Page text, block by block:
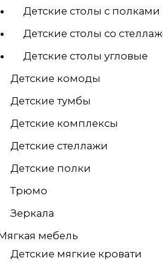
Детские столы с полками
Детские столы со
Детские столы угловые
Детские комоды
Детские тумбы
Детские комплексы
Детские стеллажи
Детские полки
Трюмо
Зеркала
мебель
Детские мягкие кровати